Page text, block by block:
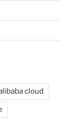
cloud